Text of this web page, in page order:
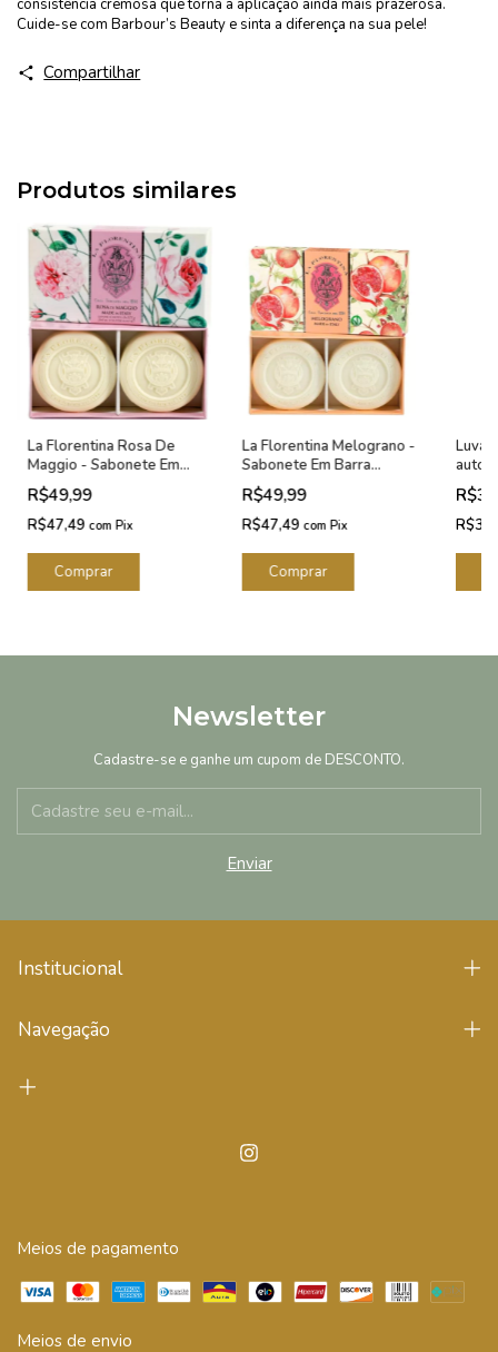
consistência cremosa que torna a aplicação ainda mais prazerosa.
Cuide-se com Barbour’s Beauty e sinta a diferença na sua pele!
Compartilhar
Produtos similares
La Florentina Rosa De
Maggio - Sabonete Em
Barra 2x115g
R$49,99
R$47,49 com Pix
La Florentina Melograno -
Sabonete Em Barra
2x115g
R$49,99
R$47,49 com Pix
Luva
Newsletter
Cadastre-se e ganhe um cupom de DESCONTO.
Institucional
Navegação
Meios de pagamento
Meios de envio